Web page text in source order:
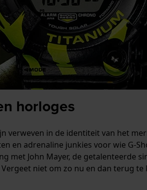
horloges
in de identiteit van het
en adrenaline junkies voor wie G-
John Mayer, de getalenteerde
niet om zo nu en dan terug